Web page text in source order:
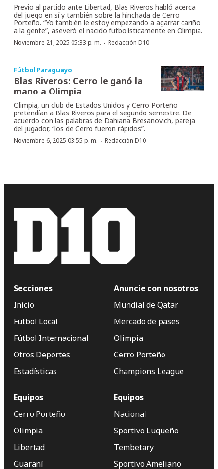
Previo al partido ante Libertad, Blas Riveros habló acerca
del juego en sí y también sobre la hinchada de Cerro
Porteño. “Yo también le estoy empezando a agarrar cariño
a la gente”, aseveró el nacido futbolísticamente en Olimpia.
Noviembre 21, 2025 05:33 p. m. · Redacción D10
Fútbol Paraguayo
Blas Riveros: Cerro le ganó la
mano a Olimpia
Olimpia, un club de Estados Unidos y Cerro Porteño
pretendían a Blas Riveros para el segundo semestre. De
acuerdo con las palabras de Dahiana Bresanovich, pareja
del jugador, “los de Cerro fueron rápidos”.
Noviembre 6, 2025 03:55 p. m. · Redacción D10
Secciones
Inicio
Fútbol Local
Fútbol Internacional
Otros Deportes
Estadísticas
Anuncie con nosotros
Mundial de Qatar
Mercado de pases
Olimpia
Cerro Porteño
Champions League
Equipos
Cerro Porteño
Olimpia
Libertad
Guaraní
Equipos
Nacional
Sportivo Luqueño
Tembetary
Sportivo Ameliano